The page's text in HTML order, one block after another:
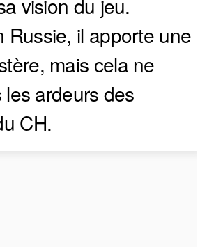
Russie, il apporte une
mais cela ne
les ardeurs des
CH.